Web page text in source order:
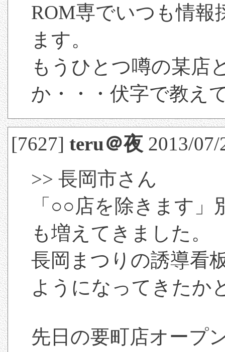
ROM専でいつも情報
ます。
もうひとつ噂の某店
か・・・伏字で教え
[7627]teru＠夜 2013/07/
>> 長岡市さん
「○○店を除きます
も増えてきました。
長岡まつりの誘導看
ようになってきたか
先日の要町店オープ